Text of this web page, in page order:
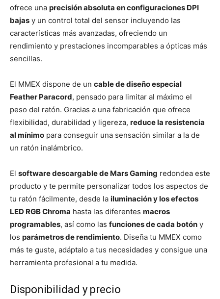
ofrece una precisión absoluta en configuraciones DPI
bajas y un control total del sensor incluyendo las
características más avanzadas, ofreciendo un
rendimiento y prestaciones incomparables a ópticas más
sencillas.
El MMEX dispone de un cable de diseño especial
Feather Paracord, pensado para limitar al máximo el
peso del ratón. Gracias a una fabricación que ofrece
flexibilidad, durabilidad y ligereza, reduce la resistencia
al mínimo para conseguir una sensación similar a la de
un ratón inalámbrico.
El software descargable de Mars Gaming redondea este
producto y te permite personalizar todos los aspectos de
tu ratón fácilmente, desde la iluminación y los efectos
LED RGB Chroma hasta las diferentes macros
programables, así como las funciones de cada botón y
los parámetros de rendimiento. Diseña tu MMEX como
más te guste, adáptalo a tus necesidades y consigue una
herramienta profesional a tu medida.
Disponibilidad y precio